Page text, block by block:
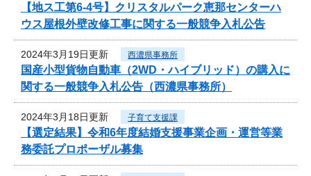
【地ス工第6-4号】クリスタルパーク恵那センターハ
ウス屋根外壁改修工事に関する一般競争入札公告
2024年3月19日更新 西濃県事務所
国産小型貨物自動車（2WD・ハイブリッド）の購入に
関する一般競争入札公告（西濃県事務所）
2024年3月18日更新 子育て支援課
【選定結果】令和6年度結婚支援事業企画・運営等業
務委託プロポーザル募集